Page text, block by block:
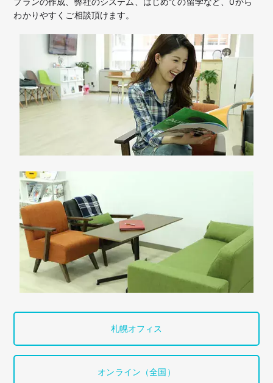
わかりやすくご相談頂けます。
札幌オフィス
オンライン（全国）